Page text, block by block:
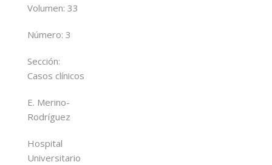
Volumen: 33
Número: 3
Sección:
Casos clínicos
E. Merino-
Rodríguez
Hospital
Universitario